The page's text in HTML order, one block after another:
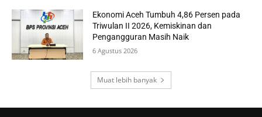
Ekonomi Aceh Tumbuh 4,86 Persen pada
Triwulan II 2026, Kemiskinan dan
Pengangguran Masih Naik
6 Agustus 2026
Muat lebih banyak